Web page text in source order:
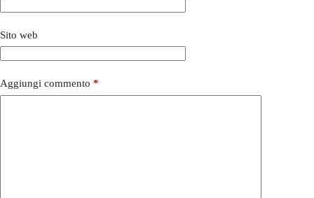
Sito web
Aggiungi commento *